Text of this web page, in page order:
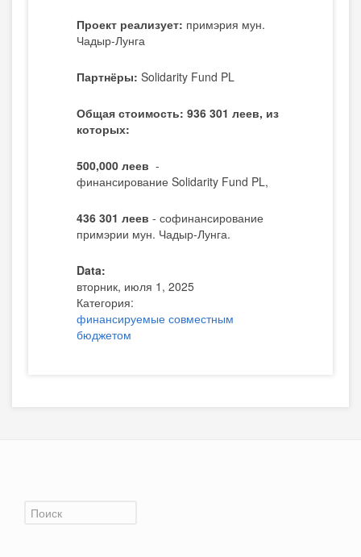
Проект реализует: примэрия мун.
Чадыр-Лунга
Партнёры: Solidarity Fund PL
Общая стоимость: 936 301 леев, из
которых:
500,000 леев -
финансирование Solidarity Fund PL,
436 301 леев - софинансирование
примэрии мун. Чадыр-Лунга.
Data:
вторник, июля 1, 2025
Категория:
финансируемые совместным
бюджетом